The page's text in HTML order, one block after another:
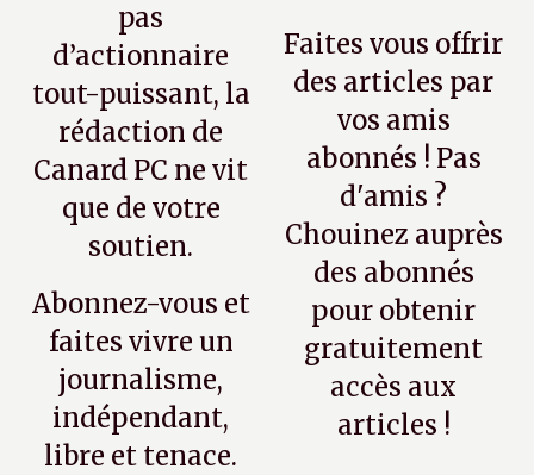
pas
d’actionnaire
tout-puissant, la
rédaction de
Canard PC ne vit
que de votre
soutien.
Abonnez-vous et
faites vivre un
journalisme,
indépendant,
libre et tenace.
Faites vous offrir
des articles par
vos amis
abonnés ! Pas
d'amis ?
Chouinez auprès
des abonnés
pour obtenir
gratuitement
accès aux
articles !